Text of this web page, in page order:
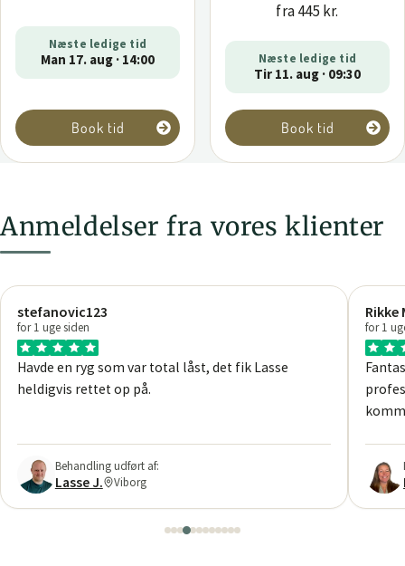
Næste ledige tid
Man 17. aug · 14:00
Book tid
fra 445 kr.
Næste ledige tid
Tir 11. aug · 09:30
Book tid
Anmeldelser fra vores klienter